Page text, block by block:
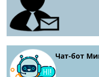
Чат-бот